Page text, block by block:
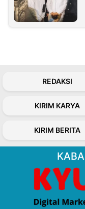
REDAKSI
KIRIM KARYA
KIRIM BERITA